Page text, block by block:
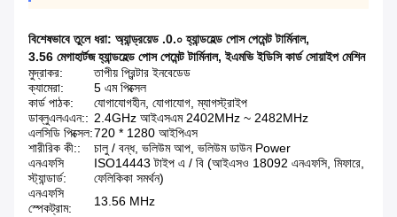
বিশেষভাবে তুলে ধরা: অ্যান্ড্রয়েড .0.০ হ্যান্ডহেল্ড পোস পেমেন্ট টার্মিনাল,
3.56 মেগাহার্টজ হ্যান্ডহেল্ড পোস পেমেন্ট টার্মিনাল,ইএমভি ইডিসি কার্ড সোয়াইপ মেশিন
মুদ্রাকর:
তাপীয় প্রিন্টার ইনবেডেড
ক্যামেরা:
5 এম পিক্সেল
কার্ড পাঠক:
যোগাযোগহীন, যোগাযোগ, ম্যাগস্ট্রাইপ
ডাব্লুএলএএন:: 2.4GHz আইএসএম 2402MHz ~ 2482MHz
এলসিডি পিক্সেল:720 * 1280 আইপিএস
শারীরিক কী::
চালু / বন্ধ, ভলিউম আপ, ভলিউম ডাউন Power
এনএফসি
স্ট্যান্ডার্ড:
ISO14443 টাইপ এ / বি (আইএসও 18092 এনএফসি, মিফারে,
ফেলিকিকা সমর্থন)
এনএফসি
স্পেকট্রাম:
13.56 MHz